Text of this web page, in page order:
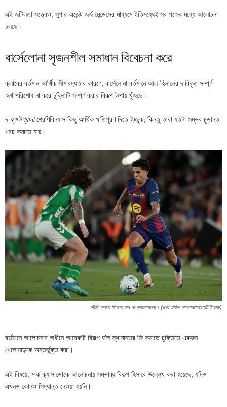
এই জটিলতা সত্ত্বেও, সুপার-এজেন্ট জর্জ মেন্ডেসের মাধ্যমে ইতিমধ্যেই সব পক্ষের মধ্যে আলোচনা
চলছে।
বার্সেলোনা সৃজনশীল সমাধান বিবেচনা করে
ক্লাবের বর্তমান আর্থিক সীমাবদ্ধতার কারণে, বার্সেলোনা বর্তমানে আল-হিলালের দাবিকৃত সম্পূর্ণ
অর্থ পরিশোধ না করে চুক্তিটি সম্পূর্ণ করার বিকল্প উপায় খুঁজছে।
দ ব্লাউগ্রানাশ্রেণিবিন্যাস কিছু আর্থিক ক্ষতিপূরণ দিতে ইচ্ছুক, কিন্তু তারা যতটা সম্ভব চূড়ান্ত
খরচ কমাতে চায়।
সৌদি আরবে ফিরতে চান না ক্যানসেলো। (ছবি এরিক আলোনসো/গেটি ইমেজ)
বর্তমানে আলোচনার অধীনে আরেকটি বিকল্প হ’ল স্থানান্তর ফি কমাতে চুক্তিতে একজন
খেলোয়াড়কে অন্তর্ভুক্ত করা।
এই বিষয়ে, মার্ক ক্যাসাডোকে আলোচনায় সম্ভাব্য বিকল্প হিসাবে উল্লেখ করা হয়েছে, যদিও
এখনও কোনও সিদ্ধান্ত নেওয়া হয়নি।